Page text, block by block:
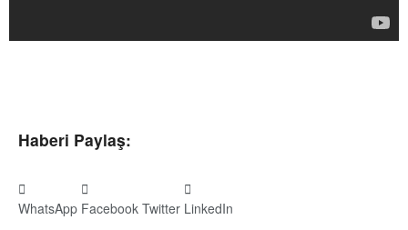
Haberi Paylaş:
WhatsApp Facebook Twitter LinkedIn